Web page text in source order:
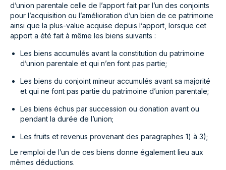
d’union parentale celle de l’apport fait par l’un des conjoints
pour l’acquisition ou l’amélioration d’un bien de ce patrimoine
ainsi que la plus-value acquise depuis l’apport, lorsque cet
apport a été fait à même les biens suivants :
Les biens accumulés avant la constitution du patrimoine
d’union parentale et qui n’en font pas partie;
Les biens du conjoint mineur accumulés avant sa majorité
et qui ne font pas partie du patrimoine d’union parentale;
Les biens échus par succession ou donation avant ou
pendant la durée de l’union;
Les fruits et revenus provenant des paragraphes 1) à 3);
Le remploi de l’un de ces biens donne également lieu aux
mêmes déductions.